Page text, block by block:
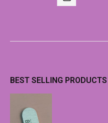
BEST SELLING PRODUCTS